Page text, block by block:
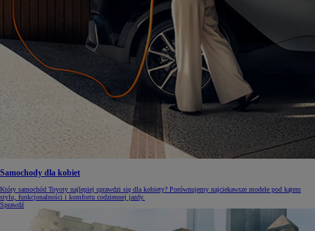
Samochody dla kobiet
Który samochód Toyoty najlepiej sprawdzi się dla kobiety? Porównujemy najciekawsze modele pod kątem
stylu, funkcjonalności i komfortu codziennej jazdy.
Sprawdź